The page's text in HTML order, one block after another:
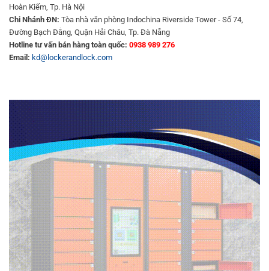
Hoàn Kiếm, Tp. Hà Nội
Chi Nhánh ĐN: Tòa nhà văn phòng Indochina Riverside Tower - Số 74,
Đường Bạch Đằng, Quận Hải Châu, Tp. Đà Nẵng
Hotline tư vấn bán hàng toàn quốc: 0938 989 276
Email: kd@lockerandlock.com